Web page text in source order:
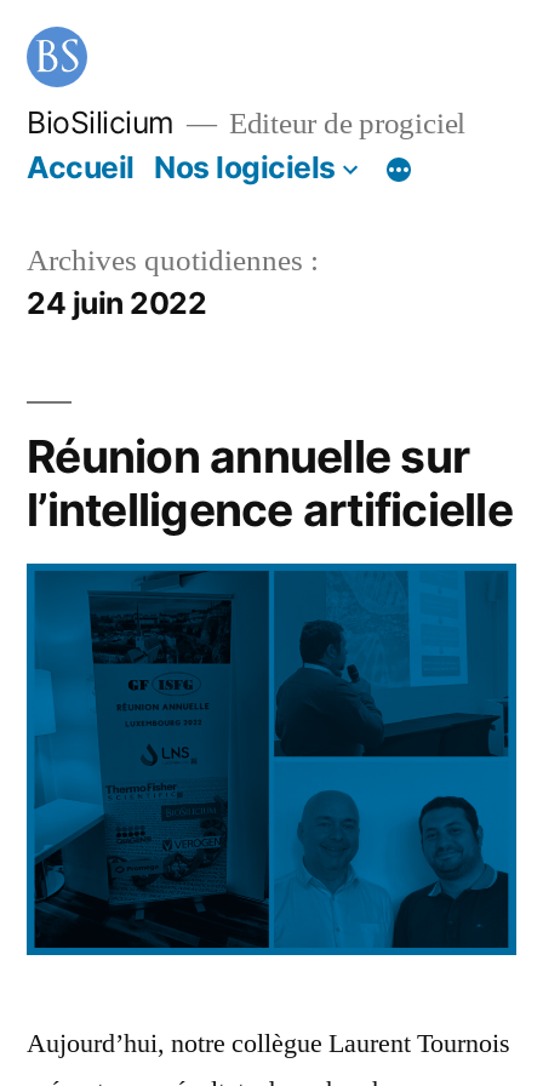
BioSilicium Editeur de progiciel
Accueil Nos logiciels
Archives quotidiennes :
24 juin 2022
Réunion annuelle sur
l’intelligence artificielle
Aujourd’hui, notre collègue Laurent Tournois